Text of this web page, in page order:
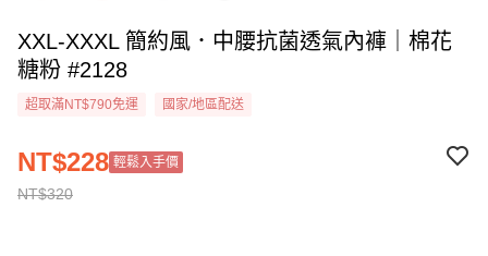
XXL-XXXL 簡約風．中腰抗菌透氣內褲｜棉花
糖粉 #2128
超取滿NT$790免運 國家/地區配送
NT$320
NT$228 輕鬆入手價